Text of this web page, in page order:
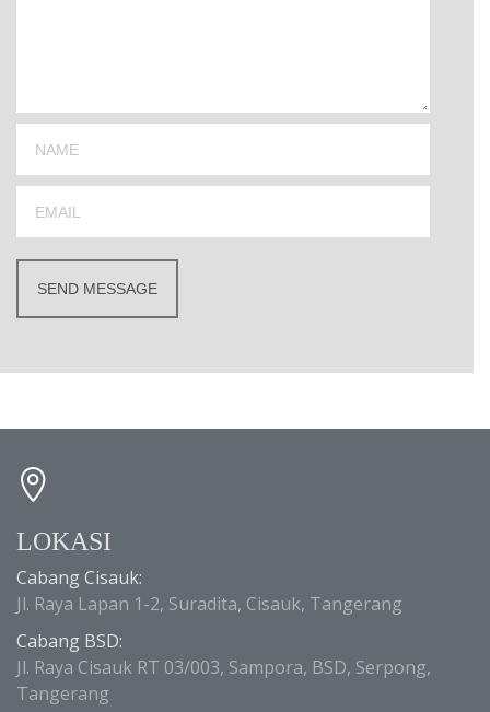
LOKASI
Cabang Cisauk:
Jl. Raya Lapan 1-2, Suradita, Cisauk, Tangerang
Cabang BSD:
Jl. Raya Cisauk RT 03/003, Sampora, BSD, Serpong,
Tangerang